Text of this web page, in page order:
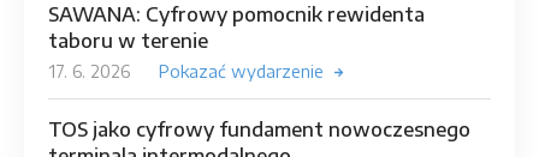
SAWANA: Cyfrowy pomocnik rewidenta
taboru w terenie
17. 6. 2026 Pokazać wydarzenie
TOS jako cyfrowy fundament nowoczesnego